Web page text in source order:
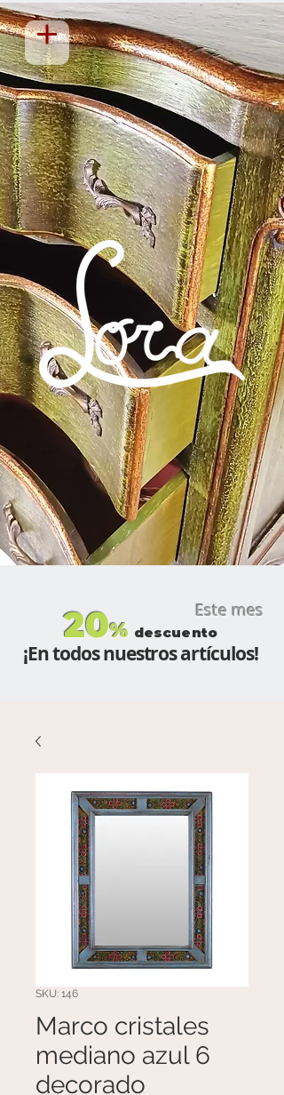
Este mes
20% descuento
¡En todos nuestros artículos!
SKU: 146
Marco cristales
mediano azul 6
decorado